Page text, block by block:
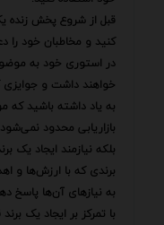
قبل از شروع پخش زنده
کنید و مخاطبان خود را
در استوری خود به
خواهند داشت و جوایزی
به یاد داشته باشید که
بازاریابی محدود
بلکه نیازمند ایجاد یک
برندی که با ارزش‌ها و
به نیازهای آن‌ها پاسخ
با تمرکز بر ایجاد یک